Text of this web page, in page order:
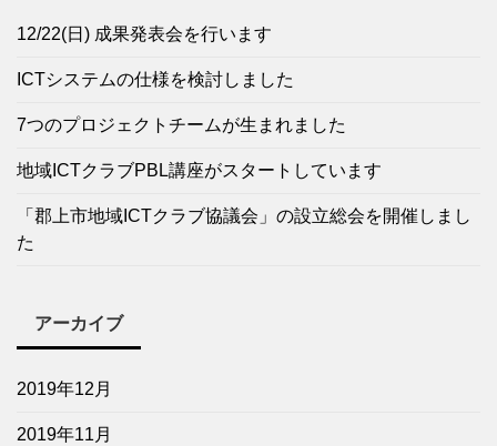
12/22(日) 成果発表会を行います
ICTシステムの仕様を検討しました
7つのプロジェクトチームが生まれました
地域ICTクラブPBL講座がスタートしています
「郡上市地域ICTクラブ協議会」の設立総会を開催しまし
た
アーカイブ
2019年12月
2019年11月